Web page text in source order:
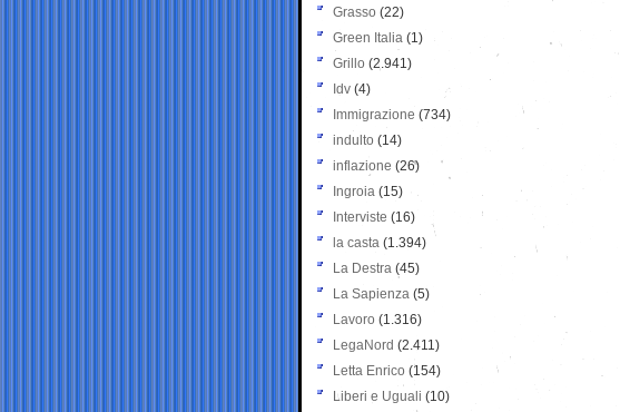
Grasso (22)
Green Italia (1)
Grillo (2.941)
Idv (4)
Immigrazione (734)
indulto (14)
inflazione (26)
Ingroia (15)
Interviste (16)
la casta (1.394)
La Destra (45)
La Sapienza (5)
Lavoro (1.316)
LegaNord (2.411)
Letta Enrico (154)
Liberi e Uguali (10)